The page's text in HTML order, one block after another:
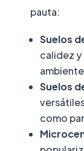
pauta:
Suelos
calidez y
Suelos
como